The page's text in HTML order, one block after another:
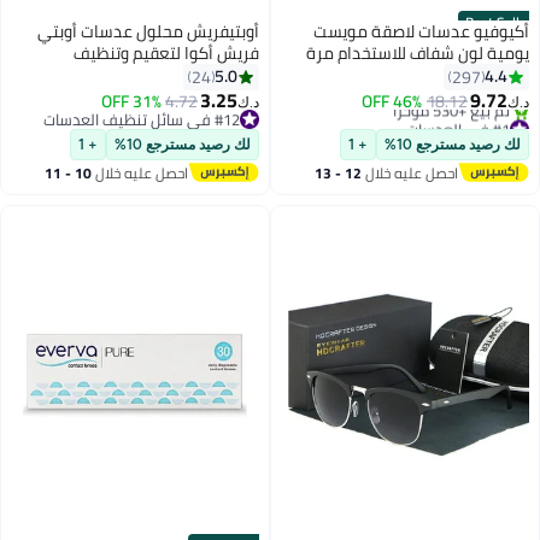
Best Seller
أكيوفيو عدسات لاصقة مويست
يومية لون شفاف للاستخدام مرة
واحدة، 30 قطعة
4.4
297
د.ك‏9.72
18.12
46% OFF
#1 في العدسات
بتخلّص بسرعة
تم بيع +530 مؤخرًا
#1 في العدسات
لك رصيد مسترجع 10% + 1
احصل عليه خلال 12 - 13
اغسطس
أوبتيفريش محلول عدسات أوبتي
فريش أكوا لتعقيم وتنظيف
العدسات اللاصقة – 150 مل
5.0
24
د.ك‏3.25
4.72
31% OFF
#12 في سائل تنظيف العدسات
#12 في سائل تنظيف العدسات
لك رصيد مسترجع 10% + 1
احصل عليه خلال 10 - 11
اغسطس